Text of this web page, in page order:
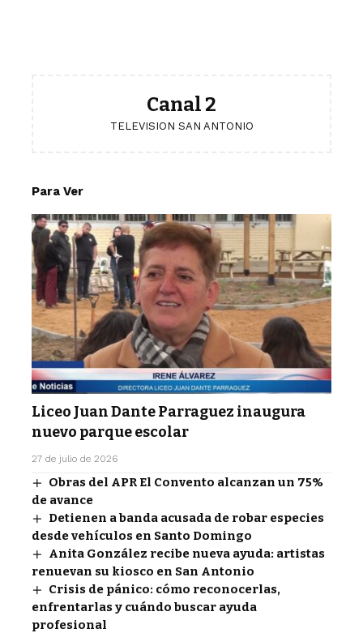
Canal 2
TELEVISION SAN ANTONIO
Para Ver
Liceo Juan Dante Parraguez inaugura
nuevo parque escolar
27 de julio de 2026
Obras del APR El Convento alcanzan un 75%
de avance
Detienen a banda acusada de robar especies
desde vehículos en Santo Domingo
Anita González recibe nueva ayuda: artistas
renuevan su kiosco en San Antonio
Crisis de pánico: cómo reconocerlas,
enfrentarlas y cuándo buscar ayuda
profesional